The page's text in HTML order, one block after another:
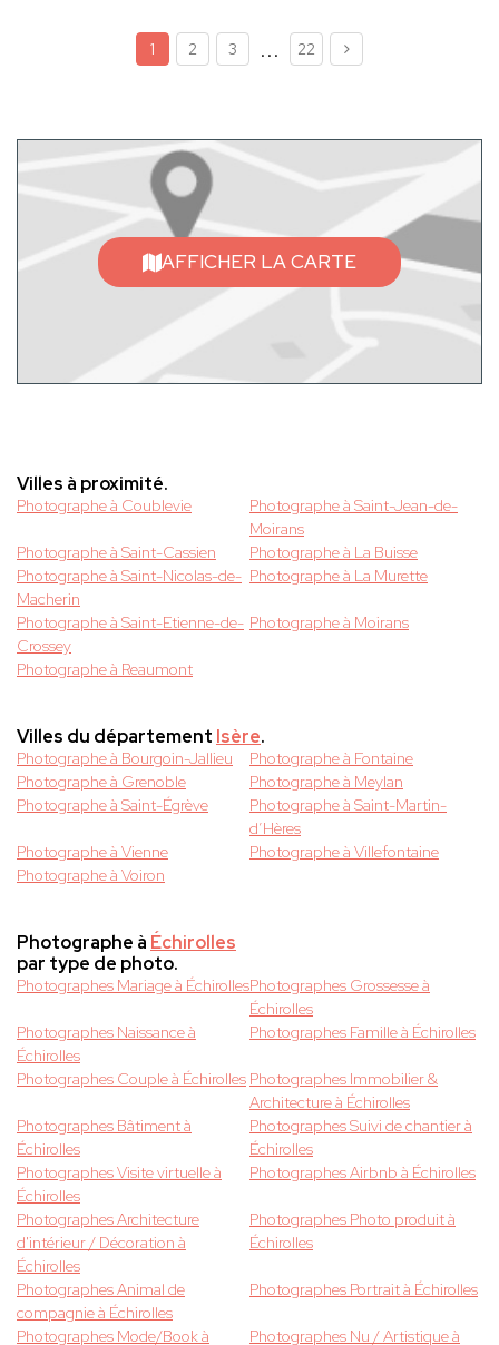
1 2 3 ... 22
AFFICHER LA CARTE
Villes à proximité.
Photographe à Coublevie
Photographe à Saint-Jean-de-
Moirans
Photographe à Saint-Cassien
Photographe à La Buisse
Photographe à Saint-Nicolas-de-
Macherin
Photographe à La Murette
Photographe à Saint-Etienne-de-
Crossey
Photographe à Moirans
Photographe à Reaumont
Villes du département Isère.
Photographe à Bourgoin-Jallieu
Photographe à Fontaine
Photographe à Grenoble
Photographe à Meylan
Photographe à Saint-Égrève
Photographe à Saint-Martin-
d’Hères
Photographe à Vienne
Photographe à Villefontaine
Photographe à Voiron
Photographe à Échirolles
par type de photo.
Photographes Mariage à ÉchirollesPhotographes Grossesse à
Échirolles
Photographes Naissance à
Échirolles
Photographes Famille à Échirolles
Photographes Couple à Échirolles Photographes Immobilier &
Architecture à Échirolles
Photographes Bâtiment à
Échirolles
Photographes Suivi de chantier à
Échirolles
Photographes Visite virtuelle à
Échirolles
Photographes Airbnb à Échirolles
Photographes Architecture
d'intérieur / Décoration à
Échirolles
Photographes Photo produit à
Échirolles
Photographes Animal de
compagnie à Échirolles
Photographes Portrait à Échirolles
Photographes Mode/Book à Photographes Nu / Artistique à